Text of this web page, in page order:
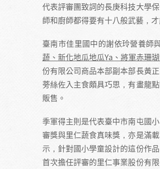
代表評審團致詞的長庚科技大學
師和廚師都得要有十八般武藝，
臺南市佳里國中的謝依玲營養師
蔬、新化地瓜地瓜Ya、將軍赤珊
份有限公司商品本部副本部長黃
蒡絲佐入主食頗具巧思，有畫龍
販售。
季軍得主則是代表臺中市南屯國
審獎與里仁蔬食真味獎，亦是滿
示，針對國小學童設計的這份作
首次擔任評審的里仁事業股份有